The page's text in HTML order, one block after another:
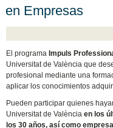
en Empresas
El programa Impuls
Universitat de València que
profesional mediante una
aplicar los conocimientos
Pueden participar quienes
Universitat de Valènciaen los
los 30 años, así como